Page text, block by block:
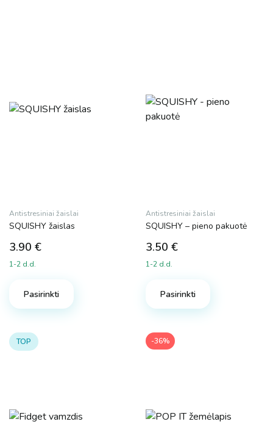
Antistresiniai žaislai
SQUISHY žaislas
3.90 €
1-2 d.d.
Pasirinkti
Antistresiniai žaislai
SQUISHY – pieno pakuotė
3.50 €
1-2 d.d.
Pasirinkti
TOP -36%